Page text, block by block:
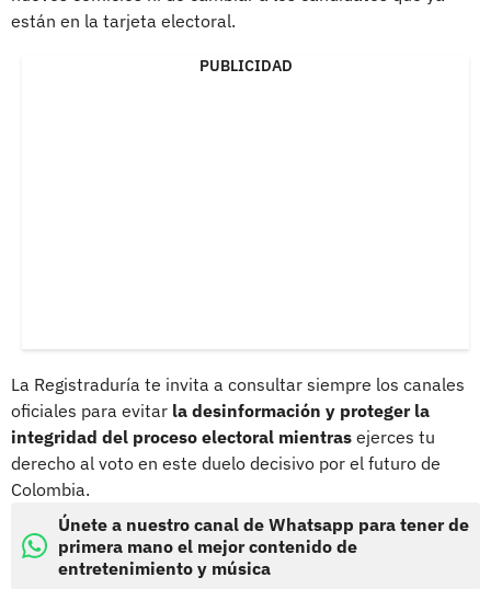
están en la tarjeta electoral.
PUBLICIDAD
La Registraduría te invita a consultar siempre los canales
oficiales para evitar la desinformación y proteger la
integridad del proceso electoral mientras ejerces tu
derecho al voto en este duelo decisivo por el futuro de
Colombia.
Únete a nuestro canal de Whatsapp para tener de
primera mano el mejor contenido de
entretenimiento y música